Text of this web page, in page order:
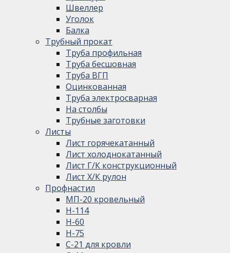
Швеллер
Уголок
Балка
Трубный прокат
Труба профильная
Труба бесшовная
Труба ВГП
Оцинкованная
Труба электросварная
На столбы
Трубные заготовки
Листы
Лист горячекатанный
Лист холоднокатанный
Лист Г/К конструкционный
Лист Х/К рулон
Профнастил
МП-20 кровельный
Н-114
Н-60
Н-75
С-21 для кровли